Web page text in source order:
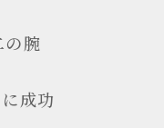
の腕
成功